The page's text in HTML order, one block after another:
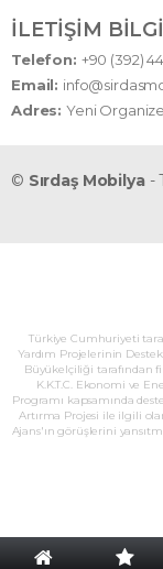
İLETIŞIM
Telefon: +90 (392)
Email:
Adres:Yeni
© Sırdaş Mobilya-
Türkiye Cumhuriyeti
Yardım Projelerinin
Büyükelçiliği tarafından
K.K.T.C. Ekonomi ve
Programı kapsamında
Artırma Projesi ile ilgili
Ajans'ın görüşlerini